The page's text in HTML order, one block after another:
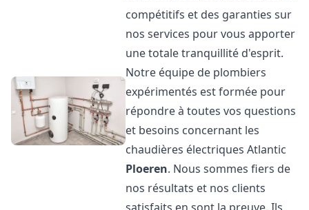
compétitifs et des garanties sur
nos services pour vous apporter
une totale tranquillité d'esprit.
Notre équipe de plombiers
expérimentés est formée pour
répondre à toutes vos questions
et besoins concernant les
chaudières électriques Atlantic
Ploeren. Nous sommes fiers de
nos résultats et nos clients